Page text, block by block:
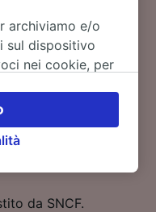
e prezzi e trovare
Cenon a Mérignac-
treni treni al giorno
Arlac in treno
poiché non sono
da SNCF.
archiviamo e/o
sul dispositivo
nei cookie, per
scelte facendo
diritto di
legittimo o
Queste scelte
e non